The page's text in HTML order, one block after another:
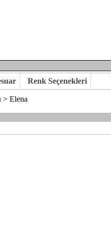
incelemenizi öneririz.
Renk Seçenekleri
> Elena